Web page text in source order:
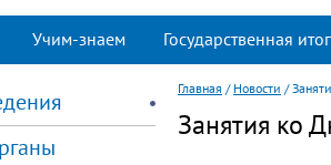
Учим-знаем Государственная
Главная / Новости /
Занятия ко